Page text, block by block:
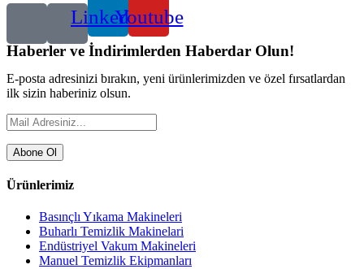
LinkedinYoutube
Haberler ve İndirimlerden Haberdar Olun!
E-posta adresinizi bırakın, yeni ürünlerimizden ve özel fırsatlardan
ilk sizin haberiniz olsun.
Abone Ol
Ürünlerimiz
Basınçlı Yıkama Makineleri
Buharlı Temizlik Makinelari
Endüstriyel Vakum Makineleri
Manuel Temizlik Ekipmanları